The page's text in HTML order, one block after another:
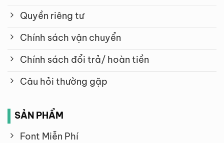
Quyền riêng tư
Chính sách vận chuyển
Chính sách đổi trả/ hoàn tiền
Câu hỏi thường gặp
SẢN PHẨM
Font Miễn Phí